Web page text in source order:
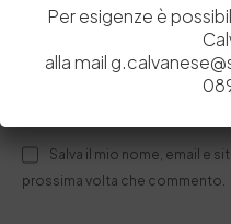
Salva il mio nome, email e
prossima volta che commento.
Per esigenze è
alla mail